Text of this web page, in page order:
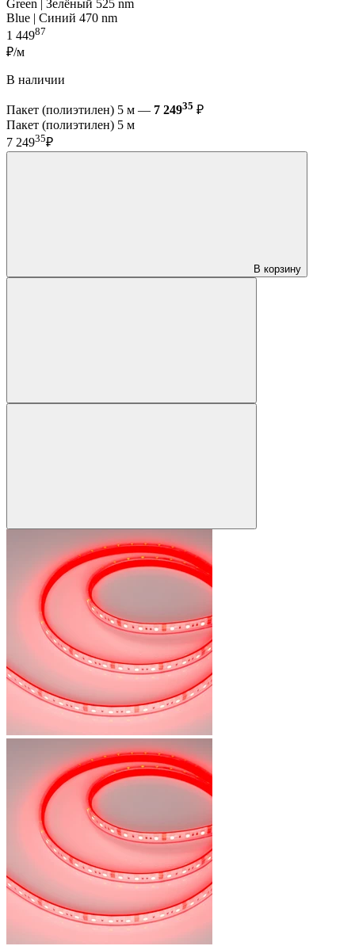
Green | Зелёный 525 nm
Blue | Синий 470 nm
1 44987
₽/м
В наличии
Пакет (полиэтилен) 5 м — 7 24935 ₽
Пакет (полиэтилен) 5 м
7 24935₽
В корзину